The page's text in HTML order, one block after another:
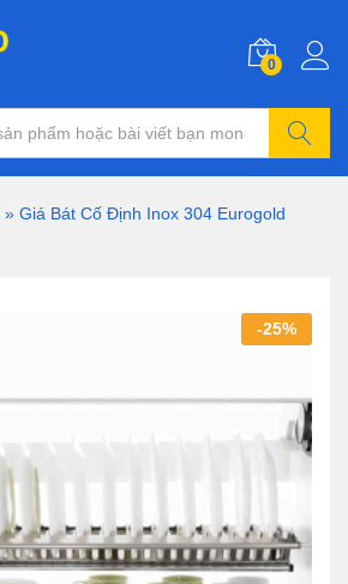
0
» Giá Bát Cố Định Inox 304 Eurogold
-25%